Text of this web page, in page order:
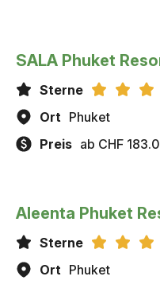
SALA Phuket
Sterne
Ort Phuket
Preis ab CHF
Aleenta Phuket
Sterne
Ort Phuket